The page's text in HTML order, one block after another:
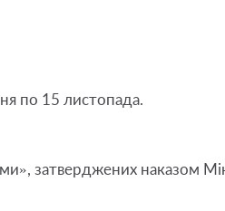
по 15 листопада.
затверджених наказом